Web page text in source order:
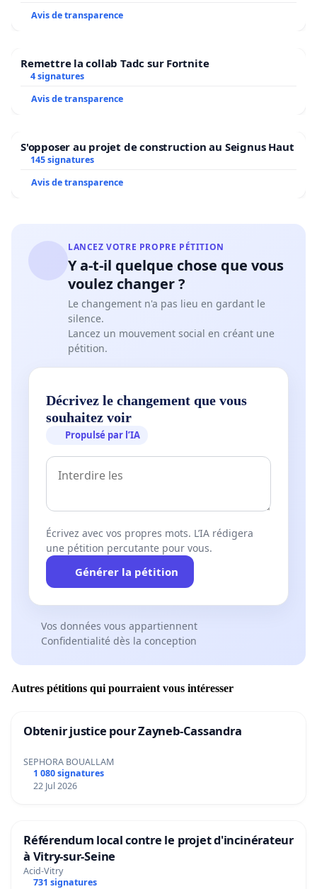
Avis de transparence
Remettre la collab Tadc sur Fortnite
4 signatures
Avis de transparence
S'opposer au projet de construction au Seignus Haut
145 signatures
Avis de transparence
LANCEZ VOTRE PROPRE PÉTITION
Y a-t-il quelque chose que vous
voulez changer ?
Le changement n'a pas lieu en gardant le
silence.
Lancez un mouvement social en créant une
pétition.
Décrivez le changement que vous
souhaitez voir
Propulsé par l’IA
Écrivez avec vos propres mots. L’IA rédigera
une pétition percutante pour vous.
Générer la pétition
Vos données vous appartiennent
Confidentialité dès la conception
Autres pétitions qui pourraient vous intéresser
Obtenir justice pour Zayneb-Cassandra
SEPHORA BOUALLAM
1 080 signatures
22 Jul 2026
Référendum local contre le projet d'incinérateur
à Vitry-sur-Seine
Acid-Vitry
731 signatures